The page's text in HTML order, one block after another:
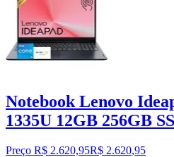
Notebook Lenovo
1335U 12GB 256GB
Preço R$ 2.620,95R$ 2.620,95